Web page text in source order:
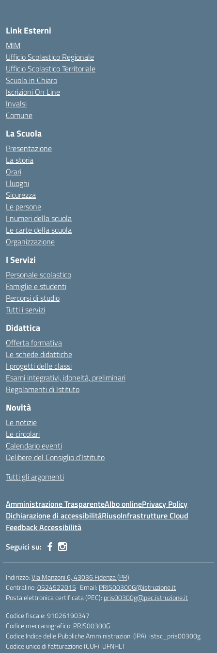
Link Esterni
MIM
Ufficio Scolastico Regionale
Ufficio Scolastico Territoriale
Scuola in Chiaro
Iscrizioni On Line
Invalsi
Comune
La Scuola
Presentazione
La storia
Orari
I luoghi
Sicurezza
Le persone
I numeri della scuola
Le carte della scuola
Organizzazione
I Servizi
Personale scolastico
Famiglie e studenti
Percorsi di studio
Tutti i servizi
Didattica
Offerta formativa
Le schede didattiche
I progetti delle classi
Esami integrativi, idoneità, preliminari
Regolamenti di Istituto
Novità
Le notizie
Le circolari
Calendario eventi
Delibere del Consiglio d’Istituto
Tutti gli argomenti
Amministrazione TrasparenteAlbo onlinePrivacy Policy
Dichiarazione di accessibilitàRiusoInfrastrutture Cloud
Feedback Accessibilità
Seguici su:
Indirizzo:Via Manzoni 6, 43036 Fidenza (PR)
Centralino:0524522015 Email: PRIS00300G@istruzione.it
Posta elettronica certificata (PEC): pris00300g@pec.istruzione.it
Codice fiscale: 91026190347
Codice meccanografico: PRIS00300G
Codice Indice delle Pubbliche Amministrazioni (IPA): istsc_pris00300g
Codice unico di fatturazione (CUF): UFNHLT